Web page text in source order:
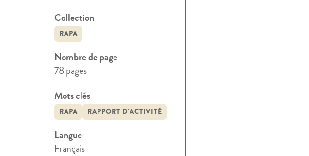
Collection
RAPA
Nombre de page
78 pages
Mots clés
RAPA RAPPORT D'ACTIVITÉ
Langue
Français